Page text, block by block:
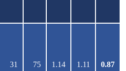
31 75 1.14 1.11 0.87